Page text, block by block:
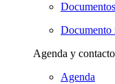
Documento
Agenda y contacto
Agenda